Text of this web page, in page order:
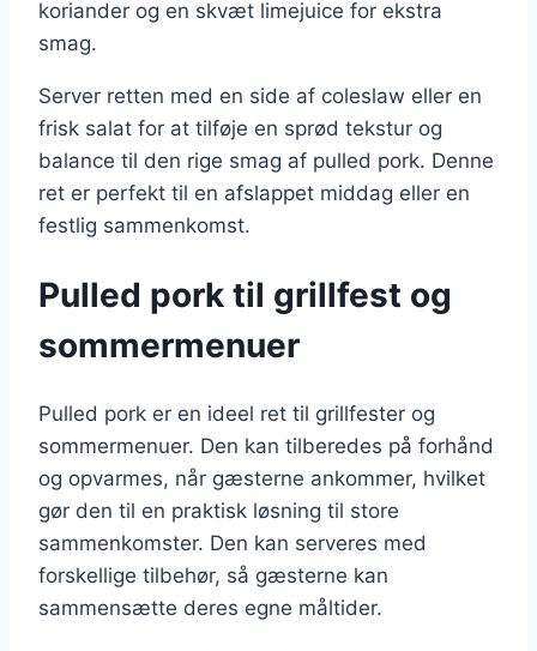
koriander og en skvæt limejuice for ekstra
smag.
Server retten med en side af coleslaw eller en
frisk salat for at tilføje en sprød tekstur og
balance til den rige smag af pulled pork. Denne
ret er perfekt til en afslappet middag eller en
festlig sammenkomst.
Pulled pork til grillfest og
sommermenuer
Pulled pork er en ideel ret til grillfester og
sommermenuer. Den kan tilberedes på forhånd
og opvarmes, når gæsterne ankommer, hvilket
gør den til en praktisk løsning til store
sammenkomster. Den kan serveres med
forskellige tilbehør, så gæsterne kan
sammensætte deres egne måltider.